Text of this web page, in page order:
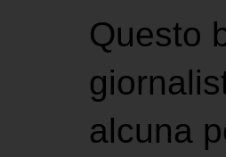
Questo
alcuna